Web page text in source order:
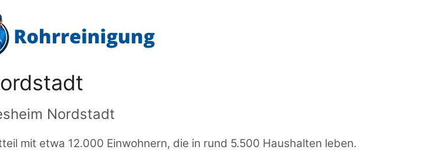
Nordstadt
mit etwa 12.000 Einwohnern, die in rund 5.500 Haushalten leben.